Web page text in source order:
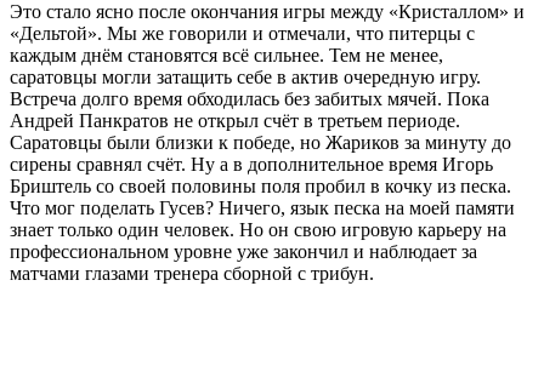
Это стало ясно после окончания игры между «Кристаллом» и
«Дельтой». Мы же говорили и отмечали, что питерцы с
каждым днём становятся всё сильнее. Тем не менее,
саратовцы могли затащить себе в актив очередную игру.
Встреча долго время обходилась без забитых мячей. Пока
Андрей Панкратов не открыл счёт в третьем периоде.
Саратовцы были близки к победе, но Жариков за минуту до
сирены сравнял счёт. Ну а в дополнительное время Игорь
Бриштель со своей половины поля пробил в кочку из песка.
Что мог поделать Гусев? Ничего, язык песка на моей памяти
знает только один человек. Но он свою игровую карьеру на
профессиональном уровне уже закончил и наблюдает за
матчами глазами тренера сборной с трибун.